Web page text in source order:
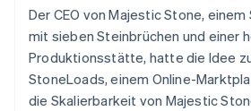
Der CEO von Majestic Stone,
mit sieben Steinbrüchen und einer
Produktionsstätte, hatte die Idee
StoneLoads, einem Online-
die Skalierbarkeit von Majestic